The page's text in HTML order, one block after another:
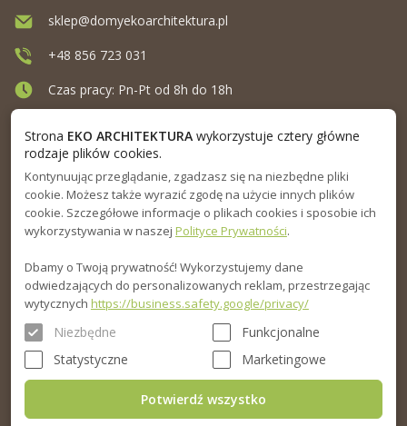
MENU
INFORMACJA
PORADNIK
sklep@domyekoarchitektura.pl
+48 856 723 031
Czas pracy: Pn-Pt od 8h do 18h
Strona EKO ARCHITEKTURAwykorzystuje cztery główne
rodzaje plików cookies.
Kontynuując przeglądanie, zgadzasz się na niezbędne pliki
cookie. Możesz także wyrazić zgodę na użycie innych plików
cookie. Szczegółowe informacje o plikach cookies i sposobie ich
wykorzystywania w naszej Polityce Prywatności.
Dbamy o Twoją prywatność! Wykorzystujemy dane
odwiedzających do personalizowanych reklam, przestrzegając
wytycznych https://business.safety.google/privacy/
Niezbędne
Funkcjonalne
Statystyczne
Marketingowe
Potwierdź wszystko